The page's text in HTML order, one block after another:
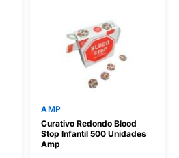
AMP
Curativo Redondo Blood
Stop Infantil 500 Unidades
Amp